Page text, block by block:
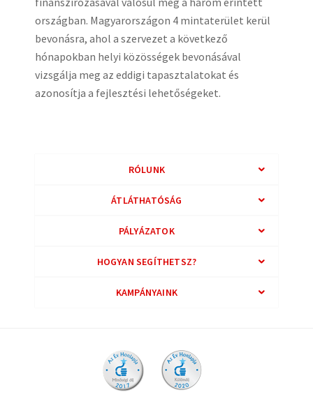
országban. Magyarországon 4 mintaterület kerül
bevonásra, ahol a szervezet a következő
hónapokban helyi közösségek bevonásával
vizsgálja meg az eddigi tapasztalatokat és
azonosítja a fejlesztési lehetőségeket.
RÓLUNK
ÁTLÁTHATÓSÁG
PÁLYÁZATOK
HOGYAN SEGÍTHETSZ?
KAMPÁNYAINK